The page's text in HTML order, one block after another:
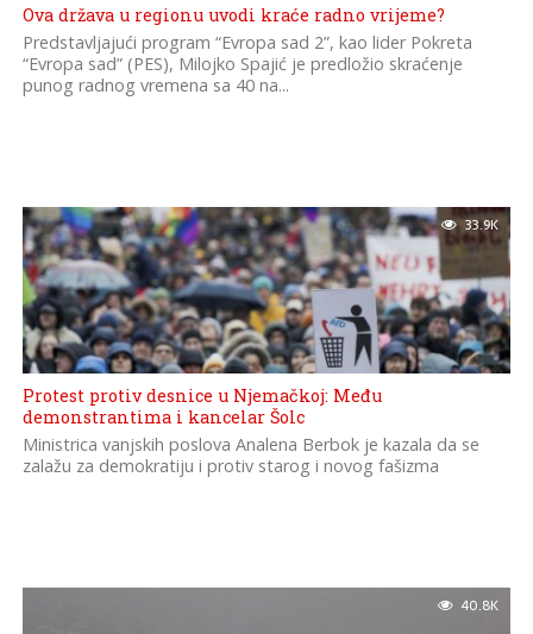
Ova država u regionu uvodi kraće radno vrijeme?
Predstavljajući program “Evropa sad 2”, kao lider Pokreta
“Evropa sad” (PES), Milojko Spajić je predložio skraćenje
punog radnog vremena sa 40 na...
33.9K
Protest protiv desnice u Njemačkoj: Među
demonstrantima i kancelar Šolc
Ministrica vanjskih poslova Analena Berbok je kazala da se
zalažu za demokratiju i protiv starog i novog fašizma
40.8K